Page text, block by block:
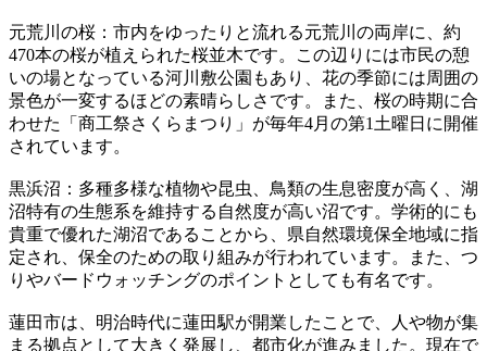
元荒川の桜：市内をゆったりと流れる元荒川の両岸に、約
470本の桜が植えられた桜並木です。この辺りには市民の憩
いの場となっている河川敷公園もあり、花の季節には周囲の
景色が一変するほどの素晴らしさです。また、桜の時期に合
わせた「商工祭さくらまつり」が毎年4月の第1土曜日に開催
されています。
黒浜沼：多種多様な植物や昆虫、鳥類の生息密度が高く、湖
沼特有の生態系を維持する自然度が高い沼です。学術的にも
貴重で優れた湖沼であることから、県自然環境保全地域に指
定され、保全のための取り組みが行われています。また、つ
りやバードウォッチングのポイントとしても有名です。
蓮田市は、明治時代に蓮田駅が開業したことで、人や物が集
まる拠点として大きく発展し、都市化が進みました。現在で